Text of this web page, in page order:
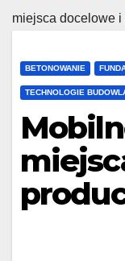
miejsca docelowe i
BETONOWANIE
TECHNOLOGIE